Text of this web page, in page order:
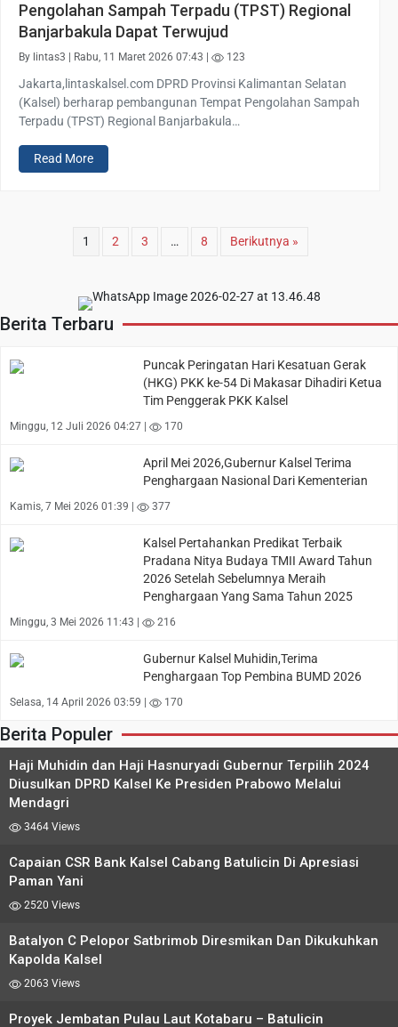
Pengolahan Sampah Terpadu (TPST) Regional
Banjarbakula Dapat Terwujud
By lintas3 | Rabu, 11 Maret 2026 07:43 | 123
Jakarta,lintaskalsel.com DPRD Provinsi Kalimantan Selatan
(Kalsel) berharap pembangunan Tempat Pengolahan Sampah
Terpadu (TPST) Regional Banjarbakula…
Read More
1 2 3 … 8 Berikutnya »
Berita Terbaru
Puncak Peringatan Hari Kesatuan Gerak
(HKG) PKK ke-54 Di Makasar Dihadiri Ketua
Tim Penggerak PKK Kalsel
Minggu, 12 Juli 2026 04:27 | 170
April Mei 2026,Gubernur Kalsel Terima
Penghargaan Nasional Dari Kementerian
Kamis, 7 Mei 2026 01:39 | 377
Kalsel Pertahankan Predikat Terbaik
Pradana Nitya Budaya TMII Award Tahun
2026 Setelah Sebelumnya Meraih
Penghargaan Yang Sama Tahun 2025
Minggu, 3 Mei 2026 11:43 | 216
Gubernur Kalsel Muhidin,Terima
Penghargaan Top Pembina BUMD 2026
Selasa, 14 April 2026 03:59 | 170
Berita Populer
Haji Muhidin dan Haji Hasnuryadi Gubernur Terpilih 2024
Diusulkan DPRD Kalsel Ke Presiden Prabowo Melalui
Mendagri
3464 Views
Capaian CSR Bank Kalsel Cabang Batulicin Di Apresiasi
Paman Yani
2520 Views
Batalyon C Pelopor Satbrimob Diresmikan Dan Dikukuhkan
Kapolda Kalsel
2063 Views
Proyek Jembatan Pulau Laut Kotabaru – Batulicin